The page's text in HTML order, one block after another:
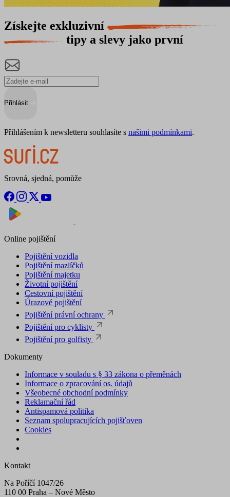
Získejte exkluzivní
tipy a slevy jako první
Přihlásit
Přihlášením k newsletteru souhlasíte s našimi podmínkami.
Srovná, sjedná, pomůže
Online pojištění
Pojištění vozidla
Pojištění mazlíčků
Pojištění majetku
Životní pojištění
Cestovní pojištění
Úrazové pojištění
Pojištění právní ochrany
Pojištění pro cyklisty
Pojištění pro golfisty
Dokumenty
Informace v souladu s § 33 zákona o přeměnách
Informace o zpracování os. údajů
Všeobecné obchodní podmínky
Reklamační řád
Antispamová politika
Seznam spolupracujících pojišťoven
Cookies
Kontakt
Na Poříčí 1047/26
110 00 Praha – Nové Město